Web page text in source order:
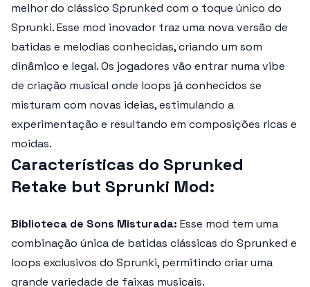
melhor do clássico Sprunked com o toque único do
Sprunki. Esse mod inovador traz uma nova versão de
batidas e melodias conhecidas, criando um som
dinâmico e legal. Os jogadores vão entrar numa vibe
de criação musical onde loops já conhecidos se
misturam com novas ideias, estimulando a
experimentação e resultando em composições ricas e
moidas.
Características do Sprunked
Retake but Sprunki Mod:
Biblioteca de Sons Misturada: Esse mod tem uma
combinação única de batidas clássicas do Sprunked e
loops exclusivos do Sprunki, permitindo criar uma
grande variedade de faixas musicais.